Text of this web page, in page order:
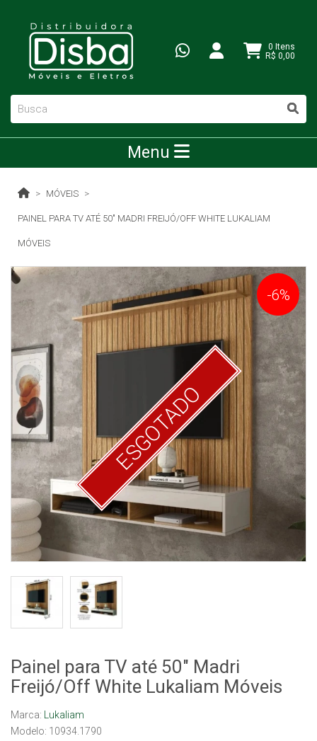
0 Itens
R$ 0,00
Menu
MÓVEIS
PAINEL PARA TV ATÉ 50" MADRI FREIJÓ/OFF WHITE LUKALIAM
MÓVEIS
ESGOTADO
-6%
Painel para TV até 50" Madri
Freijó/Off White Lukaliam Móveis
Marca:
Lukaliam
Modelo: 10934.1790